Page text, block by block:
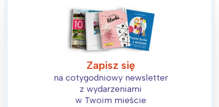
Zapisz się
na cotygodniowy newsletter
z wydarzeniami
w Twoim mieście